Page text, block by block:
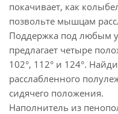
покачивает, как
позвольте мышцам
Поддержка под любым
предлагает четыре
102°, 112° и 124°.
расслабленного
сидячего положения.
Наполнитель из